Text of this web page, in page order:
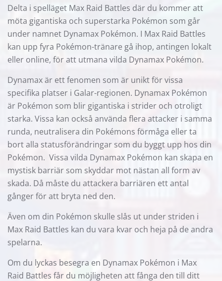
Delta i spelläget Max Raid Battles där du kommer att
möta gigantiska och superstarka Pokémon som går
under namnet Dynamax Pokémon. I Max Raid Battles
kan upp fyra Pokémon-tränare gå ihop, antingen lokalt
eller online, för att utmana vilda Dynamax Pokémon.
Dynamax är ett fenomen som är unikt för vissa
specifika platser i Galar-regionen. Dynamax Pokémon
är Pokémon som blir gigantiska i strider och otroligt
starka. Vissa kan också använda flera attacker i samma
runda, neutralisera din Pokémons förmåga eller ta
bort alla statusförändringar som du byggt upp hos din
Pokémon. Vissa vilda Dynamax Pokémon kan skapa en
mystisk barriär som skyddar mot nästan all form av
skada. Då måste du attackera barriären ett antal
gånger för att bryta ned den.
Även om din Pokémon skulle slås ut under striden i
Max Raid Battles kan du vara kvar och heja på de andra
spelarna.
Om du lyckas besegra en Dynamax Pokémon i Max
Raid Battles får du möjligheten att fånga den till ditt